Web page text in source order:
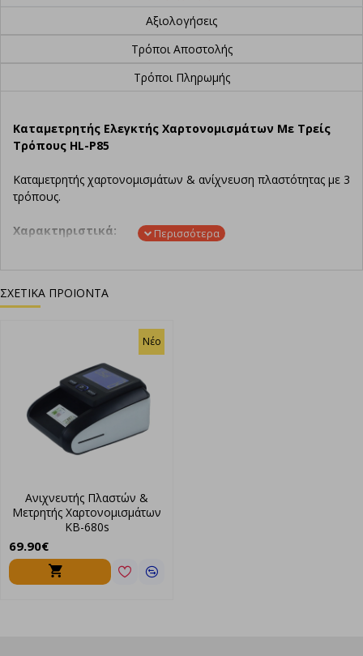
Αξιολογήσεις
Τρόποι Αποστολής
Τρόποι Πληρωμής
Καταμετρητής Ελεγκτής Χαρτονομισμάτων Με Τρείς
Τρόπους HL-P85
Καταμετρητής χαρτονομισμάτων & ανίχνευση πλαστότητας με 3
τρόπους.
Χαρακτηριστικά:
Καταμέτρηση έως 1000 τεμ το λεπτό.
ΣΧΕΤΙΚΑ ΠΡΟΙΟΝΤΑ
Νέο
Ανιχνευτής Πλαστών &
Μετρητής Χαρτονομισμάτων
KB-680s
69.90€